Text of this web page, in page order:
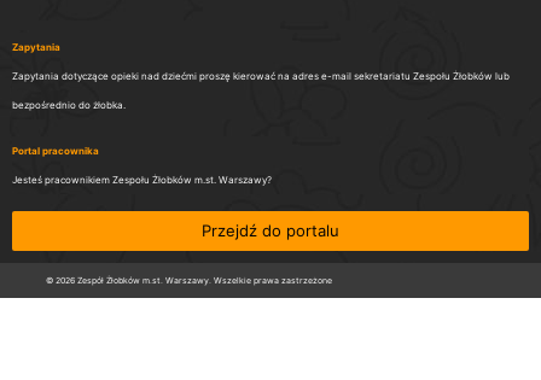
Zapytania
Zapytania dotyczące opieki nad dziećmi proszę kierować na adres e-mail sekretariatu Zespołu Żłobków lub
bezpośrednio do żłobka.
Portal pracownika
Jesteś pracownikiem Zespołu Żłobków m.st. Warszawy?
Przejdź do portalu
© 2026 Zespół Żłobków m.st. Warszawy. Wszelkie prawa zastrzeżone